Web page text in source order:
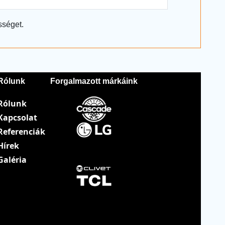
Forgalmazott márkáink